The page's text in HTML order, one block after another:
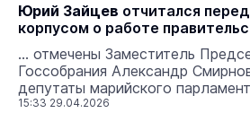
Юрий Зайцев отчитался
корпусом о работе
... отмечены Заместитель
Госсобрания Александр
депутаты марийского
и Марина Янковская.
15:33 29.04.2026